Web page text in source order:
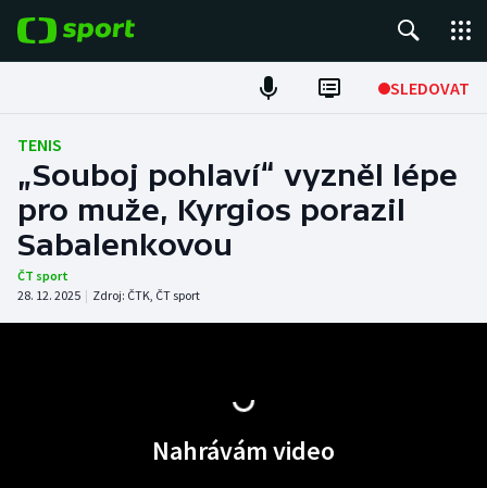
SLEDOVAT
Fotbal
Hokej
Tenis
Atletika
Americký fotbal
TENIS
„Souboj pohlaví“ vyzněl lépe
pro muže, Kyrgios porazil
Sabalenkovou
ČT sport
28. 12. 2025 | Zdroj: ČTK, ČT sport
Nahrávám video